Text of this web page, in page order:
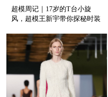
超模周记｜17岁的T台小旋
风，超模王新宇带你探秘时装